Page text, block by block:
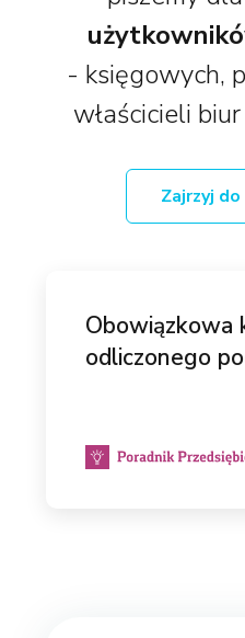
- księgowych,
właścicieli
Zajrzyj
Obowiązkowa
odliczonego